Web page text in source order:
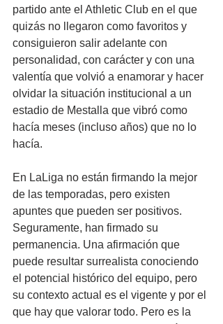
partido ante el Athletic Club en el que
quizás no llegaron como favoritos y
consiguieron salir adelante con
personalidad, con carácter y con una
valentía que volvió a enamorar y hacer
olvidar la situación institucional a un
estadio de Mestalla que vibró como
hacía meses (incluso años) que no lo
hacía.
En LaLiga no están firmando la mejor
de las temporadas, pero existen
apuntes que pueden ser positivos.
Seguramente, han firmado su
permanencia. Una afirmación que
puede resultar surrealista conociendo
el potencial histórico del equipo, pero
su contexto actual es el vigente y por el
que hay que valorar todo. Pero es la